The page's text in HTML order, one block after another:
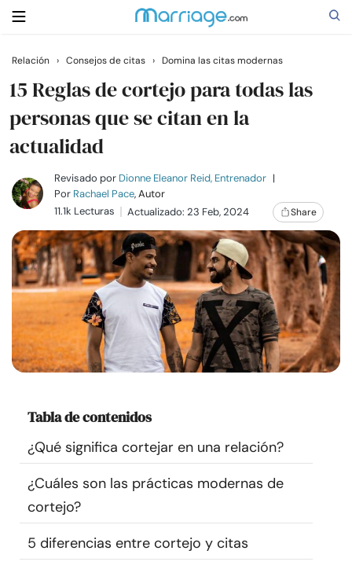
Buscar
Casarse
Relaciones
Familia
Ayuda
Cursos
Recursos
Comunidad
Encuentra un terapeuta
Idioma
Relación › Consejos de citas › Domina las citas modernas
15 Reglas de cortejo para todas las
personas que se citan en la
actualidad
Revisado por Dionne Eleanor Reid, Entrenador |
Por Rachael Pace, Autor
11.1k Lecturas
Actualizado: 23 Feb, 2024 Share
Tabla de contenidos
¿Qué significa cortejar en una relación?
¿Cuáles son las prácticas modernas de
cortejo?
5 diferencias entre cortejo y citas